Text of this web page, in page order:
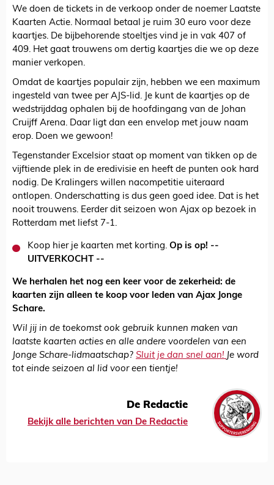
We doen de tickets in de verkoop onder de noemer Laatste
Kaarten Actie. Normaal betaal je ruim 30 euro voor deze
kaartjes. De bijbehorende stoeltjes vind je in vak 407 of
409. Het gaat trouwens om dertig kaartjes die we op deze
manier verkopen.
Omdat de kaartjes populair zijn, hebben we een maximum
ingesteld van twee per AJS-lid. Je kunt de kaartjes op de
wedstrijddag ophalen bij de hoofdingang van de Johan
Cruijff Arena. Daar ligt dan een envelop met jouw naam
erop. Doen we gewoon!
Tegenstander Excelsior staat op moment van tikken op de
vijftiende plek in de eredivisie en heeft de punten ook hard
nodig. De Kralingers willen nacompetitie uiteraard
ontlopen. Onderschatting is dus geen goed idee. Dat is het
nooit trouwens. Eerder dit seizoen won Ajax op bezoek in
Rotterdam met liefst 7-1.
Koop hier je kaarten met korting. Op is op! --
UITVERKOCHT --
We herhalen het nog een keer voor de zekerheid: de
kaarten zijn alleen te koop voor leden van Ajax Jonge
Schare.
Wil jij in de toekomst ook gebruik kunnen maken van
laatste kaarten acties en alle andere voordelen van een
Jonge Schare-lidmaatschap? Sluit je dan snel aan! Je word
tot einde seizoen al lid voor een tientje!
De Redactie
Bekijk alle berichten van De Redactie